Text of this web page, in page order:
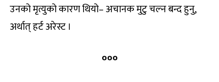
उनको मृत्युको कारण थियो– अचानक मुटु चल्न बन्द हुनु,
अर्थात् हर्ट अरेस्ट ।
०००